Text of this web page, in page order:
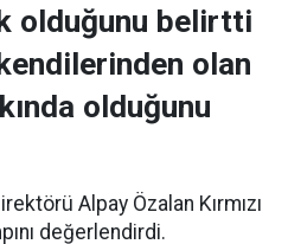
olduğunu belirtti
olan
olduğunu
Alpay Özalan Kırmızı
değerlendirdi.